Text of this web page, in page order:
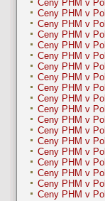
Ceny PHM v
Ceny PHM v
Ceny PHM v
Ceny PHM v
Ceny PHM v
Ceny PHM v
Ceny PHM v
Ceny PHM v
Ceny PHM v
Ceny PHM v
Ceny PHM v
Ceny PHM v
Ceny PHM v
Ceny PHM v
Ceny PHM v
Ceny PHM v
Ceny PHM v
Ceny PHM v
Ceny PHM v